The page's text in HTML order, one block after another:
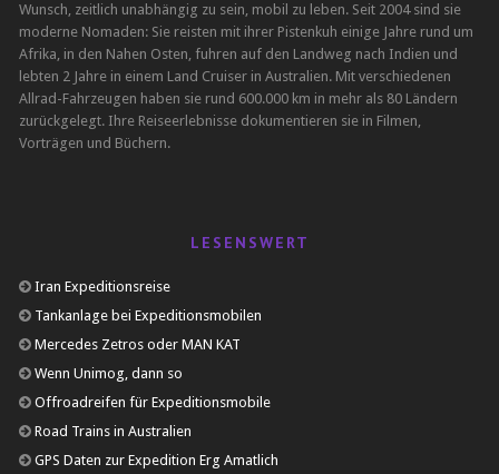
Wunsch, zeitlich unabhängig zu sein, mobil zu leben. Seit 2004 sind sie
moderne Nomaden: Sie reisten mit ihrer Pistenkuh einige Jahre rund um
Afrika, in den Nahen Osten, fuhren auf den Landweg nach Indien und
lebten 2 Jahre in einem Land Cruiser in Australien. Mit verschiedenen
Allrad-Fahrzeugen haben sie rund 600.000 km in mehr als 80 Ländern
zurückgelegt. Ihre Reiseerlebnisse dokumentieren sie in Filmen,
Vorträgen und Büchern.
LESENSWERT
Iran Expeditionsreise
Tankanlage bei Expeditionsmobilen
Mercedes Zetros oder MAN KAT
Wenn Unimog, dann so
Offroadreifen für Expeditionsmobile
Road Trains in Australien
GPS Daten zur Expedition Erg Amatlich